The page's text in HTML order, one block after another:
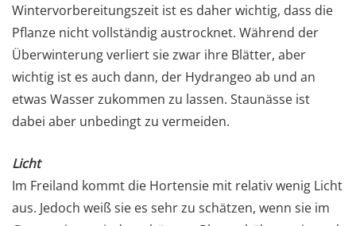
Wintervorbereitungszeit ist es daher wichtig, dass die
Pflanze nicht vollständig austrocknet. Während der
Überwinterung verliert sie zwar ihre Blätter, aber
wichtig ist es auch dann, der Hydrangeo ab und an
etwas Wasser zukommen zu lassen. Staunässe ist
dabei aber unbedingt zu vermeiden.
Licht
Im Freiland kommt die Hortensie mit relativ wenig Licht
aus. Jedoch weiß sie es sehr zu schätzen, wenn sie im